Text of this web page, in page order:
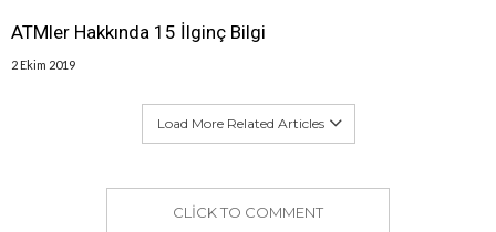
ATMler Hakkında 15 İlginç Bilgi
2 Ekim 2019
Load More Related Articles
CLICK TO COMMENT